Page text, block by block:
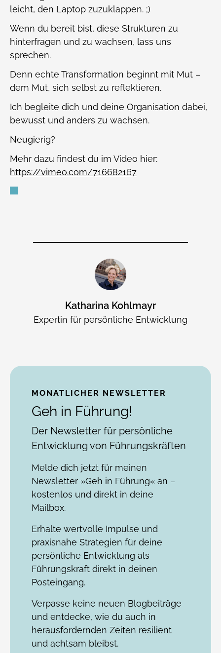
leicht, den Laptop zuzuklappen. ;)
Wenn du bereit bist, diese Strukturen zu
hinterfragen und zu wachsen, lass uns
sprechen.
Denn echte Transformation beginnt mit Mut –
dem Mut, sich selbst zu reflektieren.
Ich begleite dich und deine Organisation dabei,
bewusst und anders zu wachsen.
Neugierig?
Mehr dazu findest du im Video hier:
https://vimeo.com/716682167
Katharina Kohlmayr
Expertin für persönliche Entwicklung
MONATLICHER NEWSLETTER
Geh in Führung!
Der Newsletter für persönliche
Entwicklung von Führungskräften
Melde dich jetzt für meinen
Newsletter »Geh in Führung« an –
kostenlos und direkt in deine
Mailbox.
Erhalte wertvolle Impulse und
praxisnahe Strategien für deine
persönliche Entwicklung als
Führungskraft direkt in deinen
Posteingang.
Verpasse keine neuen Blogbeiträge
und entdecke, wie du auch in
herausfordernden Zeiten resilient
und achtsam bleibst.